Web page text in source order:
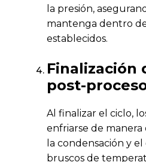
la presión,
mantenga dentro
establecidos.
Finalización
post-
Al finalizar el ciclo,
enfriarse de
la condensación y
bruscos de